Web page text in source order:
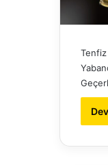
Tenfiz